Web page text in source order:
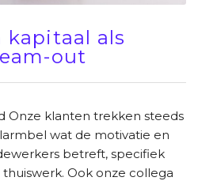
kapitaal als
out
Onze klanten trekken steeds
wat de motivatie en
betreft, specifiek
Ook onze collega